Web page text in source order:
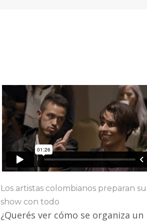
Los artistas colombianos preparan su
show con todo
¿Querés ver cómo se organiza un